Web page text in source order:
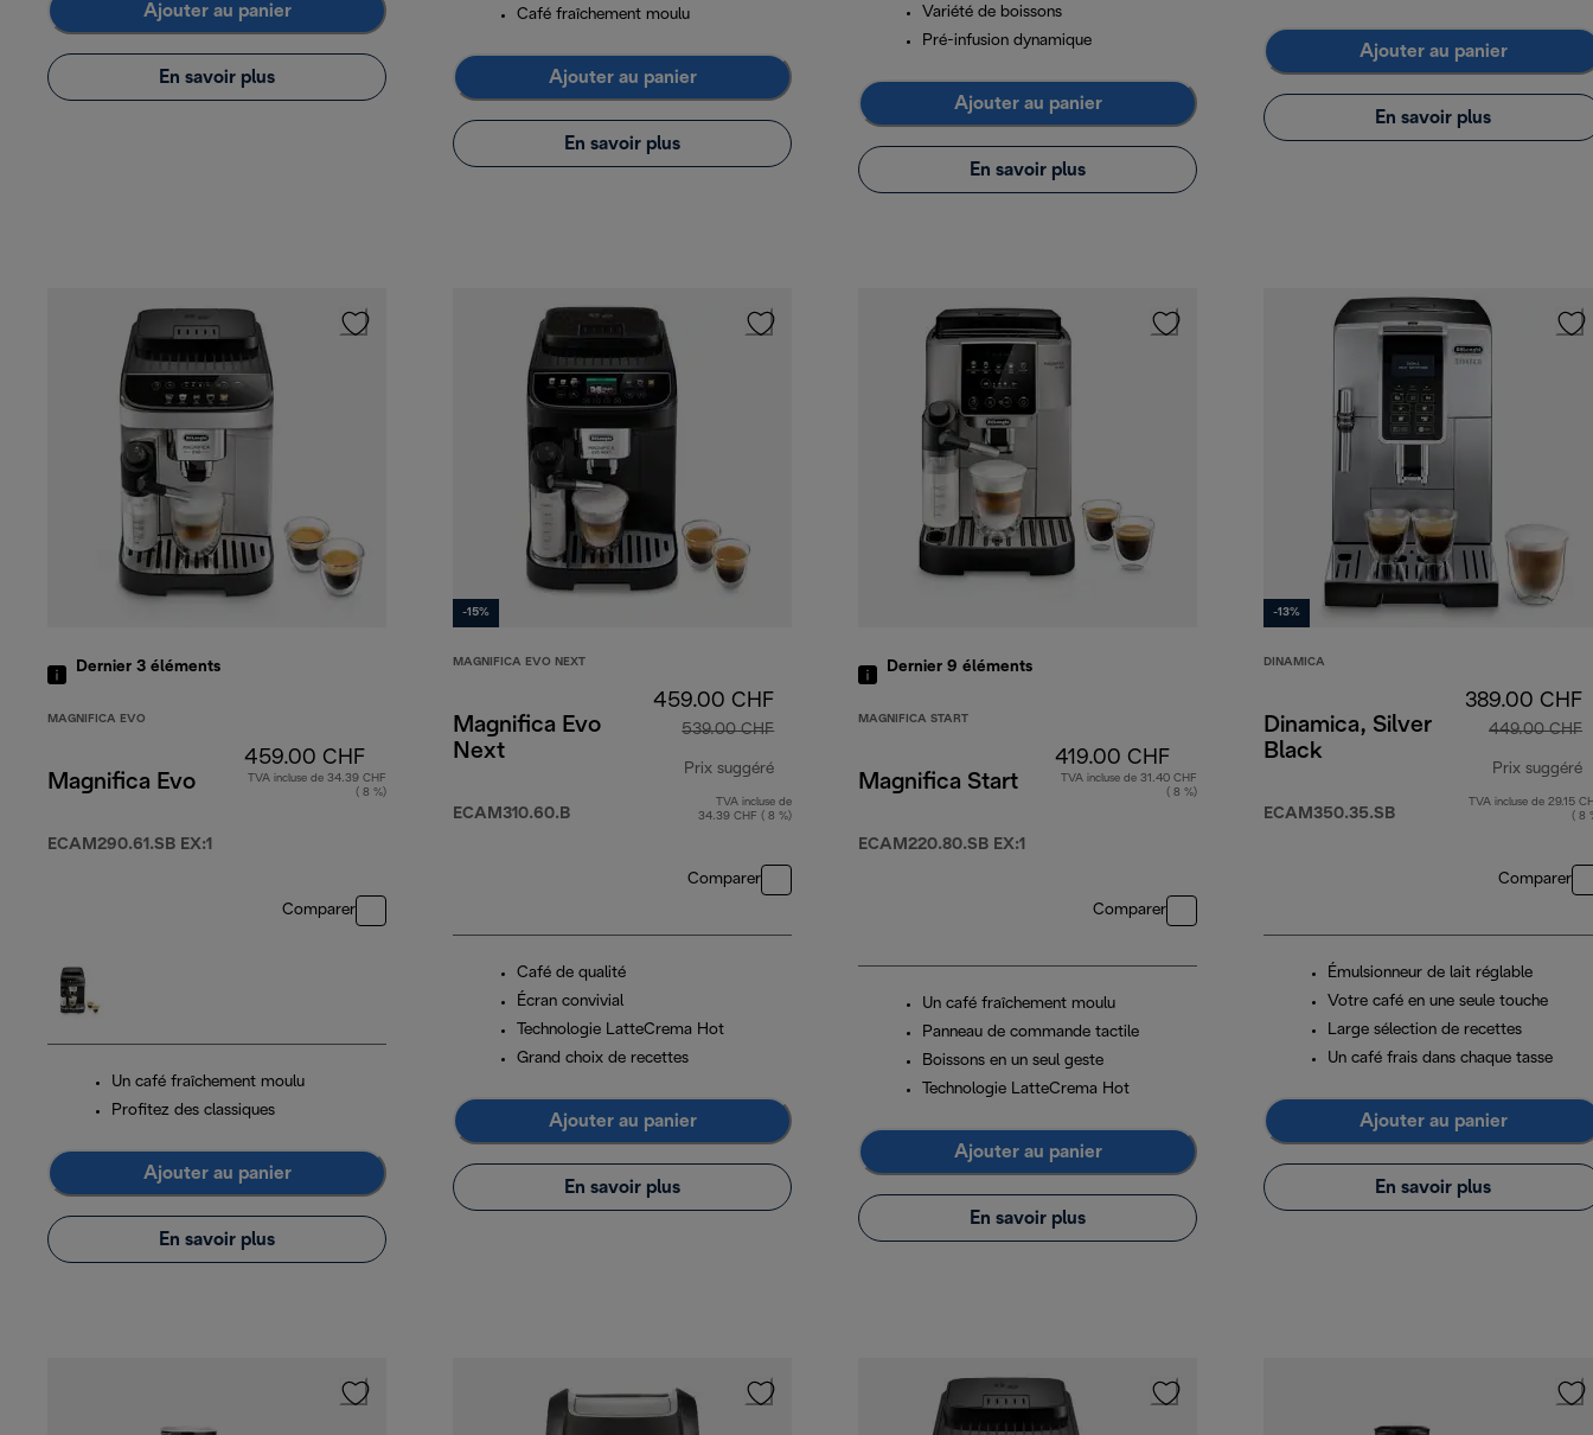
Ajouter au panier
En savoir plus
Café fraîchement moulu
Ajouter au panier
En savoir plus
Variété de boissons
Pré-infusion dynamique
Ajouter au panier
En savoir plus
Ajouter au panier
En savoir plus
Dernier 3 éléments
MAGNIFICA EVO
Magnifica Evo
ECAM290.61.SB EX:1
459.00 CHF
TVA incluse de 34.39 CHF
( 8 %)
Comparer
Un café fraîchement moulu
Profitez des classiques
Ajouter au panier
En savoir plus
-15%
MAGNIFICA EVO NEXT
Magnifica Evo
Next
ECAM310.60.B
459.00 CHF
539.00 CHF
Prix suggéré
prix original 539.00 CHF
TVA incluse de
34.39 CHF ( 8 %)
Comparer
Café de qualité
Écran convivial
Technologie LatteCrema Hot
Grand choix de recettes
Ajouter au panier
En savoir plus
Dernier 9 éléments
MAGNIFICA START
Magnifica Start
ECAM220.80.SB EX:1
419.00 CHF
TVA incluse de 31.40 CHF
( 8 %)
Comparer
Un café fraîchement moulu
Panneau de commande tactile
Boissons en un seul geste
Technologie LatteCrema Hot
Ajouter au panier
En savoir plus
-13%
DINAMICA
Dinamica, Silver
Black
ECAM350.35.SB
389.00 CHF
449.00 CHF
Prix suggéré
TVA incluse de 29.15
( 8
Comparer
Émulsionneur de lait réglable
Votre café en une seule touche
Large sélection de recettes
Un café frais dans chaque tasse
Ajouter au panier
En savoir plus